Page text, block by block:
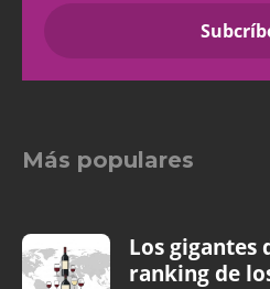
Más populares
Los gigantes
ranking de